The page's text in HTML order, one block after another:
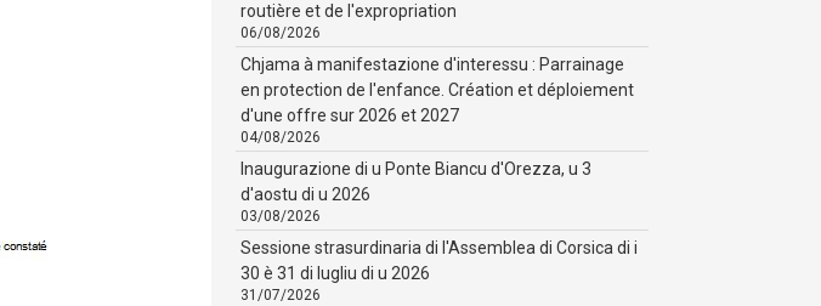
routière et de l'expropriation
06/08/2026
Chjama à manifestazione d'interessu : Parrainage
en protection de l'enfance. Création et déploiement
d'une offre sur 2026 et 2027
04/08/2026
Inaugurazione di u Ponte Biancu d'Orezza, u 3
d'aostu di u 2026
03/08/2026
Sessione strasurdinaria di l'Assemblea di Corsica di i
30 è 31 di lugliu di u 2026
31/07/2026